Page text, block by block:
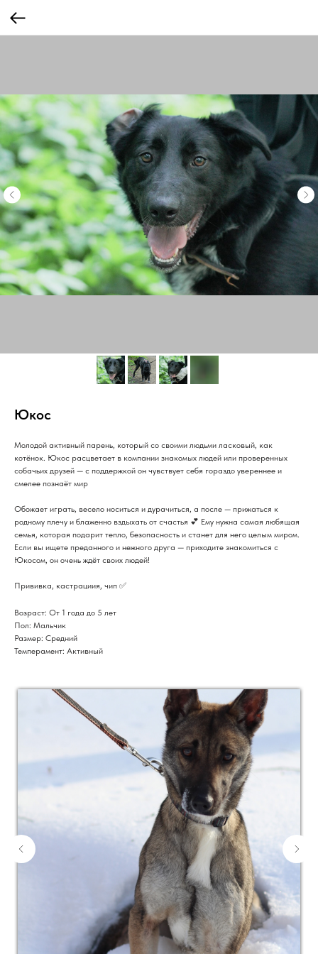
Юкос
Молодой активный парень, который со своими людьми ласковый, как
котёнок. Юкос расцветает в компании знакомых людей или проверенных
собачьих друзей — с поддержкой он чувствует себя гораздо увереннее и
смелее познаёт мир
Обожает играть, весело носиться и дурачиться, а после — прижаться к
родному плечу и блаженно вздыхать от счастья 💕 Ему нужна самая любящая
семья, которая подарит тепло, безопасность и станет для него целым миром.
Если вы ищете преданного и нежного друга — приходите знакомиться с
Юкосом, он очень ждёт своих людей!
Прививка, кастрациия, чип ✅
Возраст: От 1 года до 5 лет
Пол: Мальчик
Размер: Средний
Темперамент: Активный